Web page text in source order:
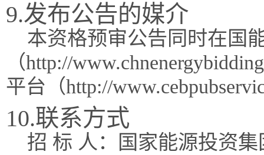
9.发布公告的媒介
本资格预审公告同时在国
（http://
平台（http://
10.联系方式
招 标 人：国家能源投资